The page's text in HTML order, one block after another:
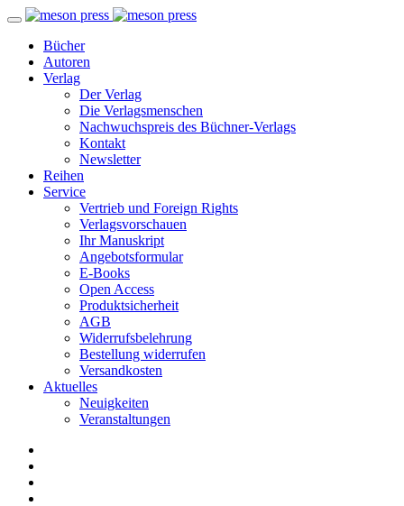
Bücher
Autoren
Verlag
Der Verlag
Die Verlagsmenschen
Nachwuchspreis des Büchner-Verlags
Kontakt
Newsletter
Reihen
Service
Vertrieb und Foreign Rights
Verlagsvorschauen
Ihr Manuskript
Angebotsformular
E-Books
Open Access
Produktsicherheit
AGB
Widerrufsbelehrung
Bestellung widerrufen
Versandkosten
Aktuelles
Neuigkeiten
Veranstaltungen